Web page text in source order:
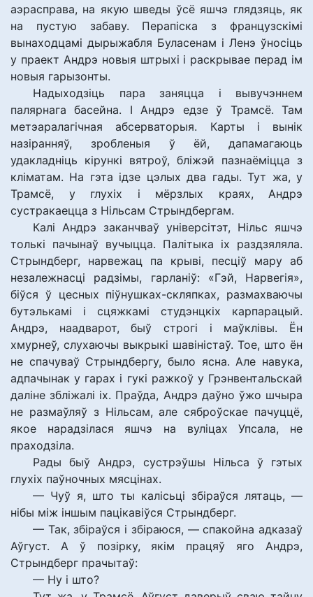
аэрасправа, на якую шведы ўсё яшчэ глядзяць, як
на пустую забаву. Перапіска з французскімі
вынаходцамі дырыжабля Буласенам і Ленэ ўносіць
у праект Андрэ новыя штрыхі і раскрывае перад ім
новыя гарызонты.
Надыходзіць пара заняцца і вывучэннем
палярнага басейна. І Андрэ едзе ў Трамсё. Там
метэаралагічная абсерваторыя. Карты і вынік
назіранняў, зробленыя ў ёй, дапамагаюць
удакладніць кірункі вятроў, бліжэй пазнаёміцца з
кліматам. На гэта ідзе цэлых два гады. Тут жа, у
Трамсё, у глухіх і мёрзлых краях, Андрэ
сустракаецца з Нільсам Стрындбергам.
Калі Андрэ заканчваў універсітэт, Нільс яшчэ
толькі пачынаў вучыцца. Палітыка іх раздзяляла.
Стрындберг, нарвежац па крыві, песціў мару аб
незалежнасці радзімы, гарланіў: «Гэй, Нарвегія»,
біўся ў цесных піўнушках-скляпках, размахваючы
бутэлькамі і сцяжкамі студэнцкіх карпарацый.
Андрэ, наадварот, быў строгі і маўклівы. Ён
хмурнеў, слухаючы выкрыкі шавіністаў. Тое, што ён
не спачуваў Стрындбергу, было ясна. Але навука,
адпачынак у гарах і гукі ражкоў у Грэнвентальскай
даліне збліжалі іх. Праўда, Андрэ даўно ўжо шчыра
не размаўляў з Нільсам, але сяброўскае пачуццё,
якое нарадзілася яшчэ на вуліцах Упсала, не
праходзіла.
Рады быў Андрэ, сустрэўшы Нільса ў гэтых
глухіх паўночных мясцінах.
— Чуў я, што ты калісьці збіраўся лятаць, —
нібы між іншым пацікавіўся Стрындберг.
— Так, збіраўся і збіраюся, — спакойна адказаў
Аўгуст. А ў позірку, якім працяў яго Андрэ,
Стрындберг прачытаў:
— Ну і што?